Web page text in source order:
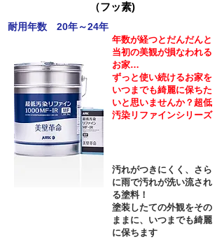
（フッ素)
耐用年数 20年～24年
年数が経つとだんだんと
当初の美観が損なわれる
お家…
ずっと使い続けるお家を
いつまでも綺麗に保ちた
いと思いませんか？超低
汚染リファインシリーズ
汚れがつきにくく、さら
に雨で汚れが洗い流され
る塗料！
塗装したての外観をその
ままに、いつまでも綺麗
に保ちます